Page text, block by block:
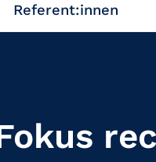
Referent:innen